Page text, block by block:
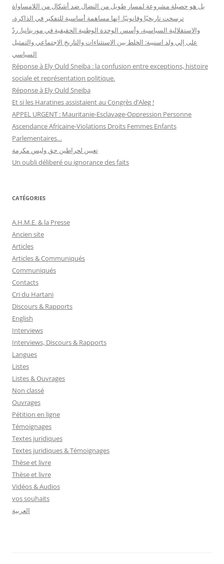
بل هو حصيلة مشروعة لمسار طويل من النضال ضد أشكال من اللامساواة
ترسخت تاريخيًا وقانونيًا. إنها مساهمة أساسية للتفكير في الذاكرة،
والاستقلالية السياسية، وأسس الوحدة الوطنية الحقيقية في موريتانيا. ردّ
على إلي ولد اسنيبة: الخلط بين الاستثناءات والتاريخ الاجتماعي والتمثيل
السياسي
Réponse à Ely Ould Sneiba : la confusion entre exceptions, histoire
sociale et représentation politique.
Réponse à Ely Ould Sneiba
Et si les Haratines assistaient au Congrès d’Aleg !
APPEL URGENT : Mauritanie-Esclavage-Oppression Personne
Ascendance Africaine-Violations Droits Femmes Enfants
Parlementaires…
تعيين لحراطين حق وليس مكرمة
Un oubli déliberé ou ignorance des faits
CATÉGORIES
A.H.M.E. & la Presse
Ancien site
Articles
Articles & Communiqués
Communiqués
Contacts
Cri du Hartani
Discours & Rapports
English
Interviews
Interviews, Discours & Rapports
Langues
Listes
Listes & Ouvrages
Non classé
Ouvrages
Pétition en ligne
Témoignages
Textes juridiques
Textes juridiques & Témoignages
Thèse et livre
Thèse et livre
Vidéos & Audios
vos souhaits
العربية